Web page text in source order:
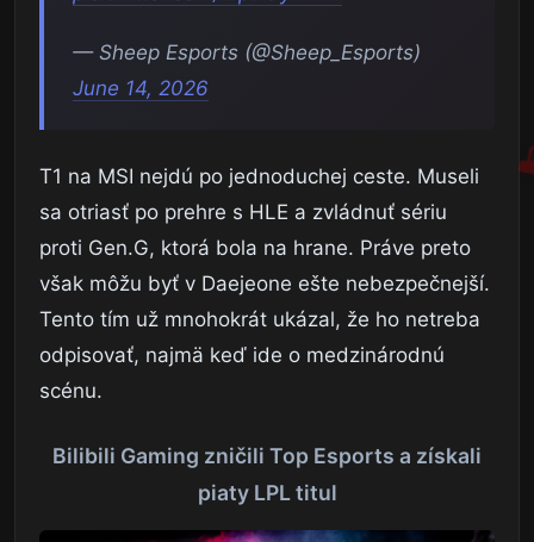
— Sheep Esports (@Sheep_Esports)
June 14, 2026
T1 na MSI nejdú po jednoduchej ceste. Museli
sa otriasť po prehre s HLE a zvládnuť sériu
proti Gen.G, ktorá bola na hrane. Práve preto
však môžu byť v Daejeone ešte nebezpečnejší.
Tento tím už mnohokrát ukázal, že ho netreba
odpisovať, najmä keď ide o medzinárodnú
scénu.
Bilibili Gaming zničili Top Esports a získali
piaty LPL titul